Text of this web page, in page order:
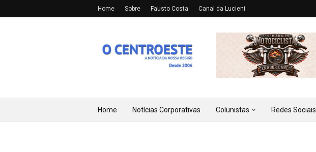
Home Sobre Fausto Costa Canal da Lucieni
Home Notícias Corporativas Colunistas Redes Sociais